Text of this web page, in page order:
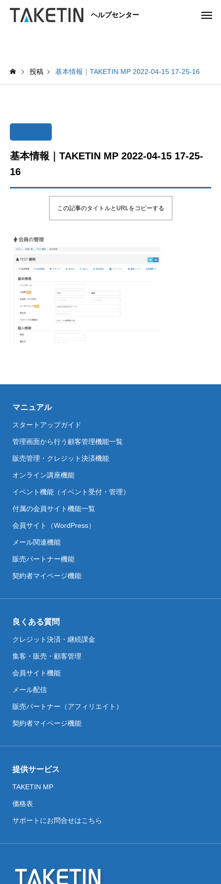
ヘルプセンター
投稿 基本情報｜TAKETIN MP 2022-04-15 17-25-16
基本情報｜TAKETIN MP 2022-04-15 17-25-
16
この記事のタイトルとURLをコピーする
マニュアル
スタートアップガイド
管理画面から行う顧客管理機能一覧
販売管理・クレジット決済機能
オンライン講座機能
イベント機能（イベント受付・管理）
付属の会員サイト機能一覧
会員サイト（WordPress）
メール関連機能
販売パートナー機能
契約者マイページ機能
良くある質問
クレジット決済・継続課金
集客・販売・顧客管理
会員サイト機能
メール配信
販売パートナー（アフィリエイト）
契約者マイページ機能
提供サービス
TAKETIN MP
価格表
サポートにお問合せはこちら